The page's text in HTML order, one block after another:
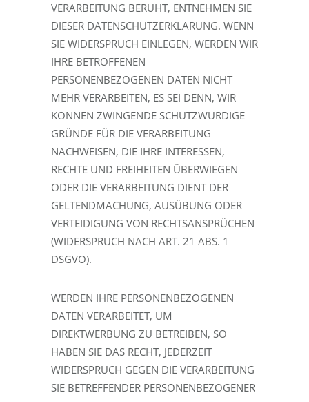
VERARBEITUNG BERUHT, ENTNEHMEN SIE
DIESER DATENSCHUTZERKLÄRUNG. WENN
SIE WIDERSPRUCH EINLEGEN, WERDEN WIR
IHRE BETROFFENEN
PERSONENBEZOGENEN DATEN NICHT
MEHR VERARBEITEN, ES SEI DENN, WIR
KÖNNEN ZWINGENDE SCHUTZWÜRDIGE
GRÜNDE FÜR DIE VERARBEITUNG
NACHWEISEN, DIE IHRE INTERESSEN,
RECHTE UND FREIHEITEN ÜBERWIEGEN
ODER DIE VERARBEITUNG DIENT DER
GELTENDMACHUNG, AUSÜBUNG ODER
VERTEIDIGUNG VON RECHTSANSPRÜCHEN
(WIDERSPRUCH NACH ART. 21 ABS. 1
DSGVO).
WERDEN IHRE PERSONENBEZOGENEN
DATEN VERARBEITET, UM
DIREKTWERBUNG ZU BETREIBEN, SO
HABEN SIE DAS RECHT, JEDERZEIT
WIDERSPRUCH GEGEN DIE VERARBEITUNG
SIE BETREFFENDER PERSONENBEZOGENER